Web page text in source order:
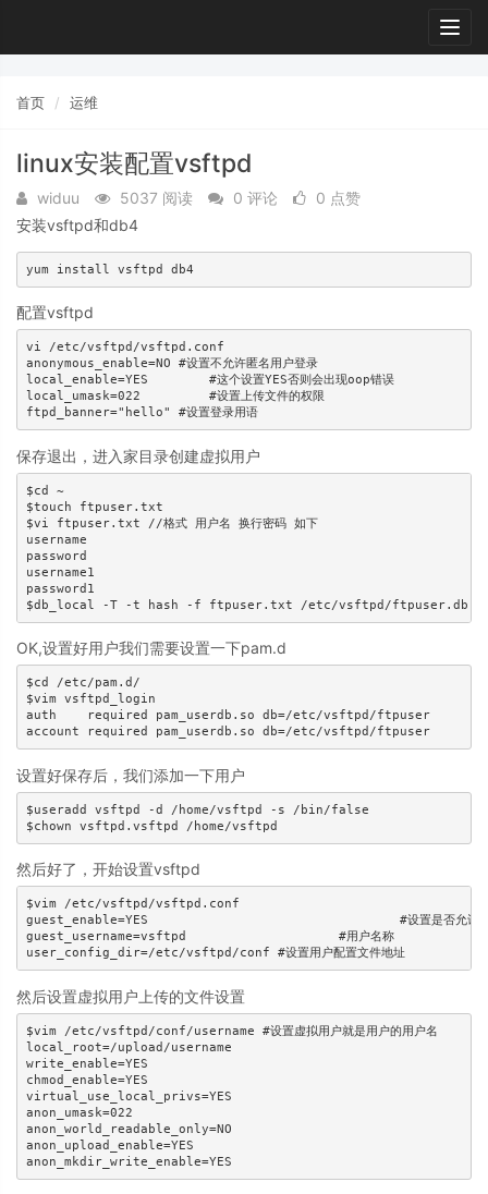
首页 运维
linux安装配置vsftpd
widuu 5037 阅读 0 评论
0 点赞
安装vsftpd和db4
配置vsftpd
vi /etc/vsftpd/vsftpd.conf
anonymous_enable=NO #设置不允许匿名用户登录
local_enable=YES  	#这个设置YES否则会出现oop错误
local_umask=022		#设置上传文件的权限
保存退出，进入家目录创建虚拟用户
$cd ~
$touch ftpuser.txt
$vi ftpuser.txt //格式 用户名 换行密码 如下
username
password
username1
password1
OK,设置好用户我们需要设置一下pam.d
$cd /etc/pam.d/
$vim vsftpd_login
auth    required pam_userdb.so db=/etc/vsftpd/ftpuser
设置好保存后，我们添加一下用户
$useradd vsftpd -d /home/vsftpd -s /bin/false
然后好了，开始设置vsftpd
$vim /etc/vsftpd/vsftpd.conf
guest_enable=YES				 #设置是否允许访客
guest_username=vsftpd			 #用户名称
然后设置虚拟用户上传的文件设置
$vim /etc/vsftpd/conf/username #设置虚拟用户就是用户的用户名
local_root=/upload/username
write_enable=YES
chmod_enable=YES
virtual_use_local_privs=YES
anon_umask=022
anon_world_readable_only=NO
anon_upload_enable=YES